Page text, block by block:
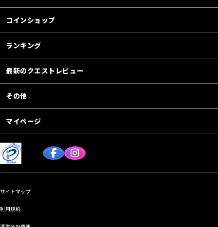
コインショップ
ランキング
最新のクエストレビュー
その他
マイページ
サイトマップ
利用規約